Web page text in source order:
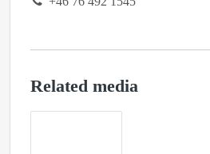
Related media